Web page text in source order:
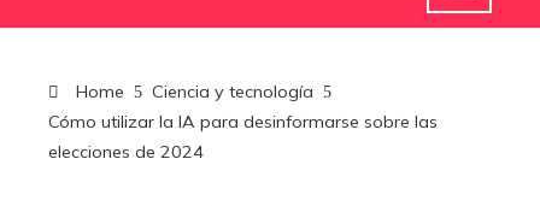
Home
Ciencia y tecnología
Cómo utilizar la IA para desinformarse sobre las
elecciones de 2024